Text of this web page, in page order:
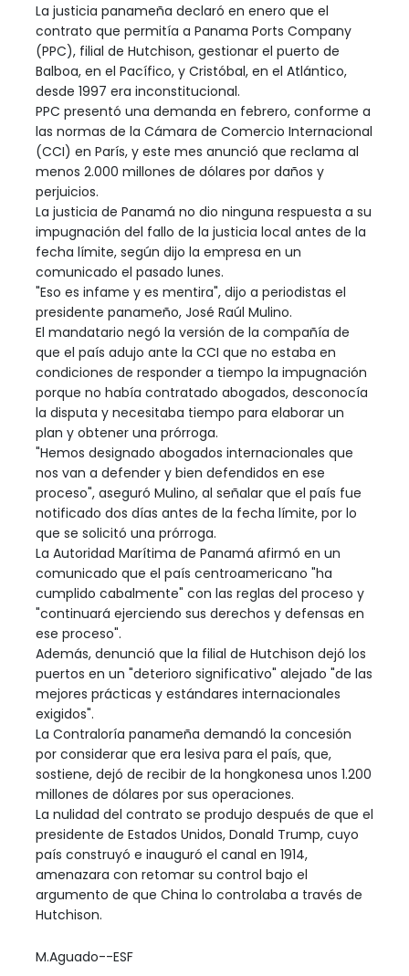
La justicia panameña declaró en enero que el
contrato que permitía a Panama Ports Company
(PPC), filial de Hutchison, gestionar el puerto de
Balboa, en el Pacífico, y Cristóbal, en el Atlántico,
desde 1997 era inconstitucional.
PPC presentó una demanda en febrero, conforme a
las normas de la Cámara de Comercio Internacional
(CCI) en París, y este mes anunció que reclama al
menos 2.000 millones de dólares por daños y
perjuicios.
La justicia de Panamá no dio ninguna respuesta a su
impugnación del fallo de la justicia local antes de la
fecha límite, según dijo la empresa en un
comunicado el pasado lunes.
"Eso es infame y es mentira", dijo a periodistas el
presidente panameño, José Raúl Mulino.
El mandatario negó la versión de la compañía de
que el país adujo ante la CCI que no estaba en
condiciones de responder a tiempo la impugnación
porque no había contratado abogados, desconocía
la disputa y necesitaba tiempo para elaborar un
plan y obtener una prórroga.
"Hemos designado abogados internacionales que
nos van a defender y bien defendidos en ese
proceso", aseguró Mulino, al señalar que el país fue
notificado dos días antes de la fecha límite, por lo
que se solicitó una prórroga.
La Autoridad Marítima de Panamá afirmó en un
comunicado que el país centroamericano "ha
cumplido cabalmente" con las reglas del proceso y
"continuará ejerciendo sus derechos y defensas en
ese proceso".
Además, denunció que la filial de Hutchison dejó los
puertos en un "deterioro significativo" alejado "de las
mejores prácticas y estándares internacionales
exigidos".
La Contraloría panameña demandó la concesión
por considerar que era lesiva para el país, que,
sostiene, dejó de recibir de la hongkonesa unos 1.200
millones de dólares por sus operaciones.
La nulidad del contrato se produjo después de que el
presidente de Estados Unidos, Donald Trump, cuyo
país construyó e inauguró el canal en 1914,
amenazara con retomar su control bajo el
argumento de que China lo controlaba a través de
Hutchison.
M.Aguado--ESF